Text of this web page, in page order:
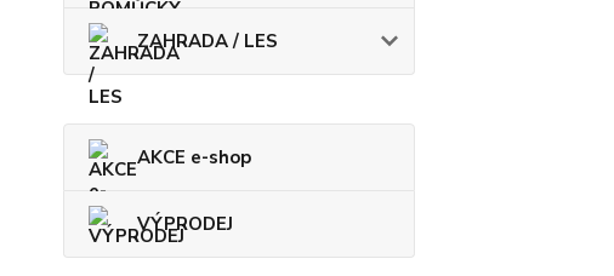
ZAHRADA / LES
AKCE e-shop
VÝPRODEJ